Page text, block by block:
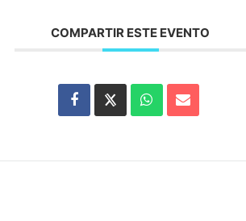
COMPARTIR ESTE EVENTO